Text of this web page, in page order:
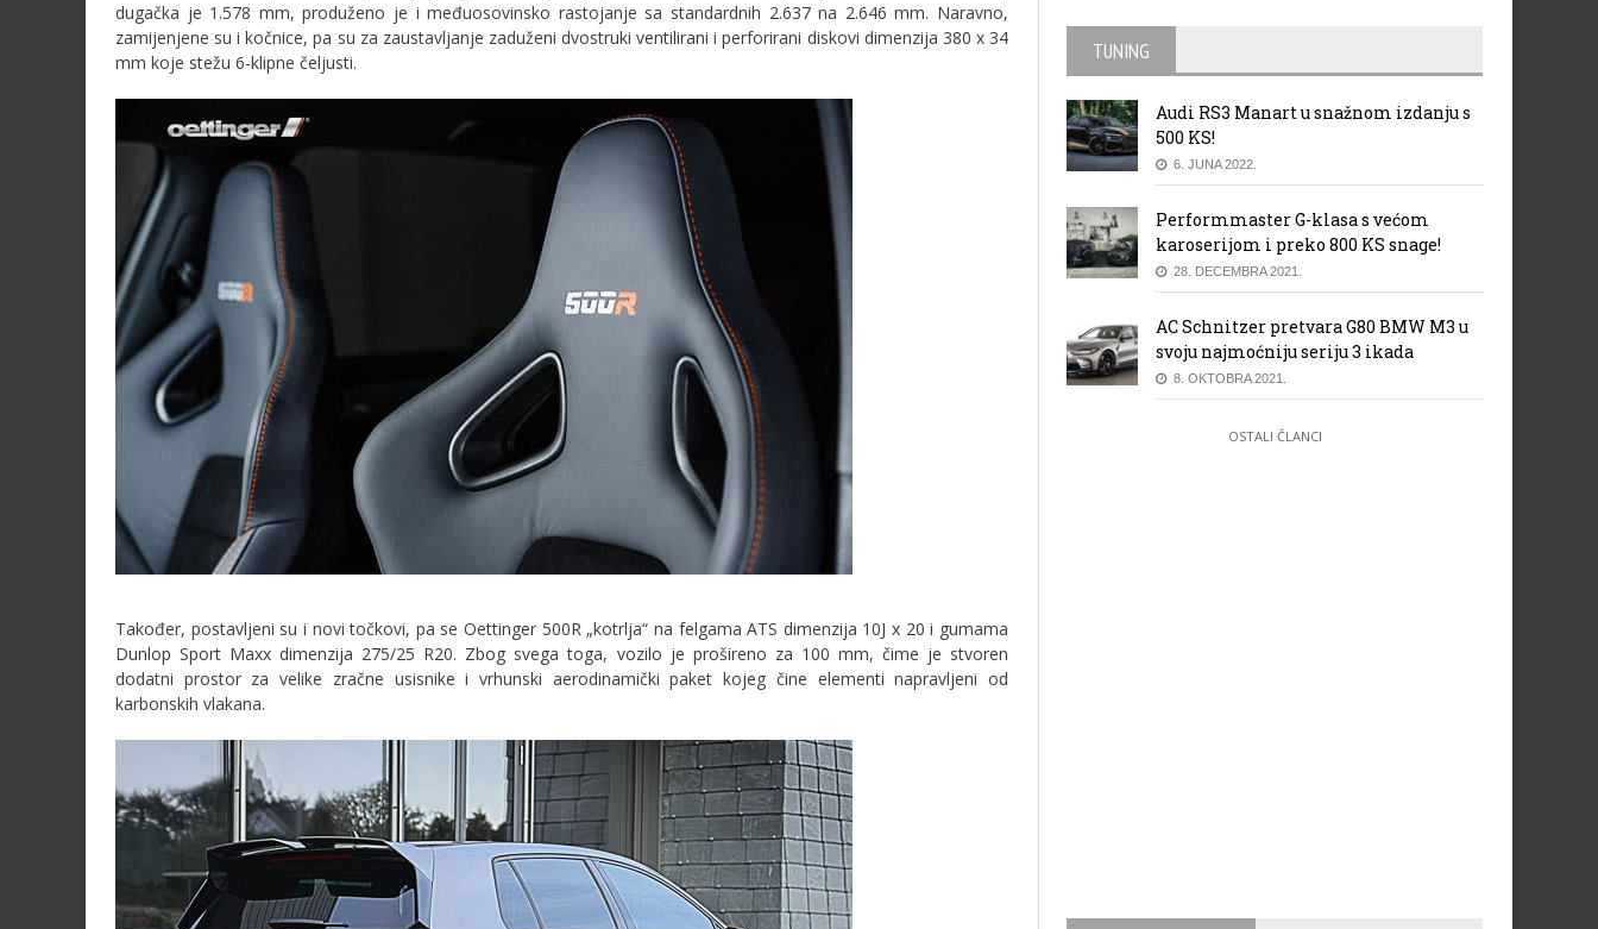
dugačka je 1.578 mm, produženo je i međuosovinsko rastojanje sa standardnih 2.637 na 2.646 mm. Naravno,
zamijenjene su i kočnice, pa su za zaustavljanje zaduženi dvostruki ventilirani i perforirani diskovi dimenzija 380 x 34
mm koje stežu 6-klipne čeljusti.
Također, postavljeni su i novi točkovi, pa se Oettinger 500R „kotrlja“ na felgama ATS dimenzija 10J x 20 i gumama
Dunlop Sport Maxx dimenzija 275/25 R20. Zbog svega toga, vozilo je prošireno za 100 mm, čime je stvoren
dodatni prostor za velike zračne usisnike i vrhunski aerodinamički paket kojeg čine elementi napravljeni od
karbonskih vlakana.
TUNING
Audi RS3 Manart u snažnom izdanju s
500 KS!
6. JUNA 2022.
Performmaster G-klasa s većom
karoserijom i preko 800 KS snage!
28. DECEMBRA 2021.
AC Schnitzer pretvara G80 BMW M3 u
svoju najmoćniju seriju 3 ikada
8. OKTOBRA 2021.
OSTALI ČLANCI